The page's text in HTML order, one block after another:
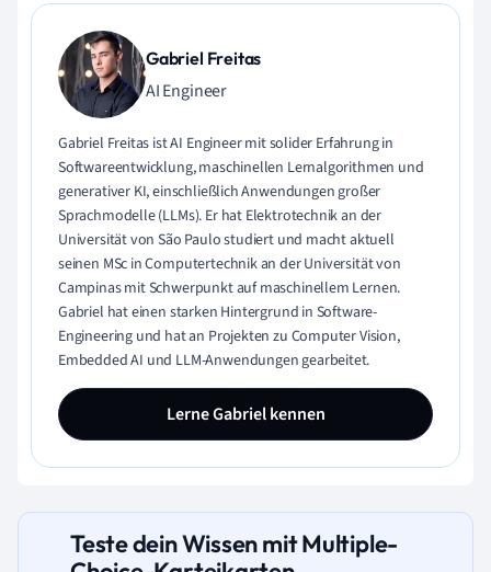
Gabriel Freitas
AI Engineer
Gabriel Freitas ist AI Engineer mit solider Erfahrung in
Softwareentwicklung, maschinellen Lernalgorithmen und
generativer KI, einschließlich Anwendungen großer
Sprachmodelle (LLMs). Er hat Elektrotechnik an der
Universität von São Paulo studiert und macht aktuell
seinen MSc in Computertechnik an der Universität von
Campinas mit Schwerpunkt auf maschinellem Lernen.
Gabriel hat einen starken Hintergrund in Software-
Engineering und hat an Projekten zu Computer Vision,
Embedded AI und LLM-Anwendungen gearbeitet.
Lerne Gabriel kennen
Teste dein Wissen mit Multiple-